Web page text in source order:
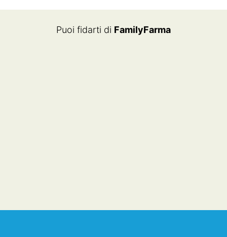
€19.90.€15.92.
Puoi fidarti di FamilyFarma